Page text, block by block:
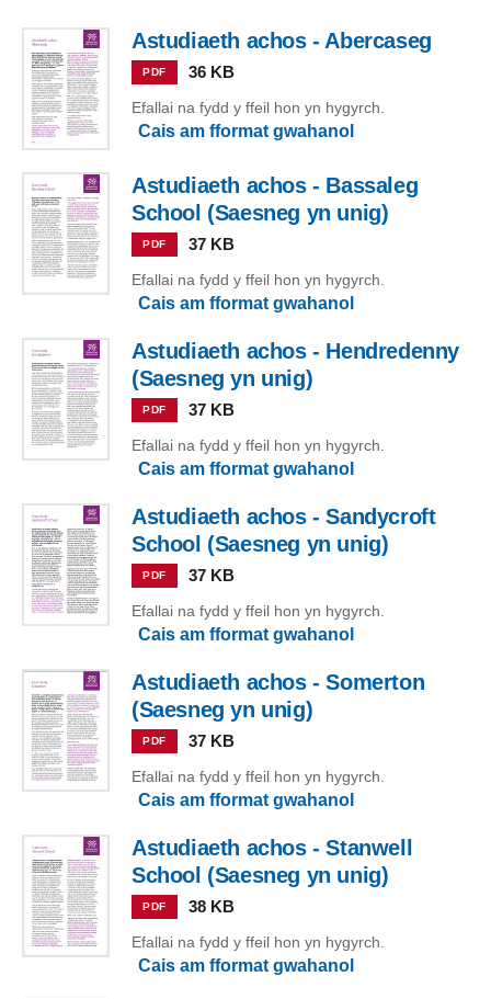
Astudiaeth achos - Abercaseg
PDF 36 KB
Efallai na fydd y ffeil hon yn hygyrch.
Cais am fformat gwahanol
Astudiaeth achos - Bassaleg
School (Saesneg yn unig)
PDF 37 KB
Efallai na fydd y ffeil hon yn hygyrch.
Cais am fformat gwahanol
Astudiaeth achos - Hendredenny
(Saesneg yn unig)
PDF 37 KB
Efallai na fydd y ffeil hon yn hygyrch.
Cais am fformat gwahanol
Astudiaeth achos - Sandycroft
School (Saesneg yn unig)
PDF 37 KB
Efallai na fydd y ffeil hon yn hygyrch.
Cais am fformat gwahanol
Astudiaeth achos - Somerton
(Saesneg yn unig)
PDF 37 KB
Efallai na fydd y ffeil hon yn hygyrch.
Cais am fformat gwahanol
Astudiaeth achos - Stanwell
School (Saesneg yn unig)
PDF 38 KB
Efallai na fydd y ffeil hon yn hygyrch.
Cais am fformat gwahanol